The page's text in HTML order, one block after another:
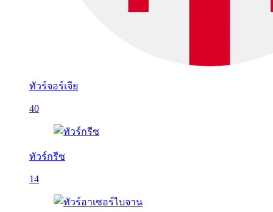
ทัวร์จอร์เจีย
40
ทัวร์กรีซ
14